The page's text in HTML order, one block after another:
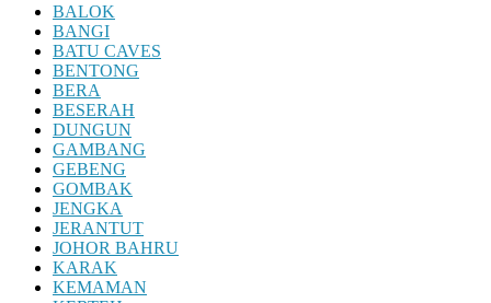
BALOK
BANGI
BATU CAVES
BENTONG
BERA
BESERAH
DUNGUN
GAMBANG
GEBENG
GOMBAK
JENGKA
JERANTUT
JOHOR BAHRU
KARAK
KEMAMAN